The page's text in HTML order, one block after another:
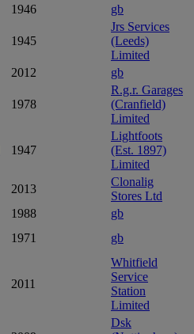
1946 gb
1945
Jrs Services
(Leeds)
Limited
2012
gb
1978
R.g.r. Garages
(Cranfield)
Limited
1947
Lightfoots
(Est. 1897)
Limited
2013
Clonalig
Stores Ltd
1988
gb
1971 gb
2011
Whitfield
Service
Station
Limited
Dsk